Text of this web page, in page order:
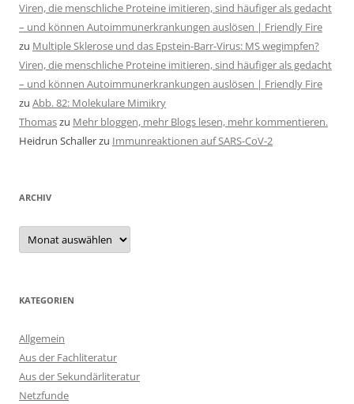
Viren, die menschliche Proteine imitieren, sind häufiger als gedacht
– und können Autoimmunerkrankungen auslösen | Friendly Fire
zu Multiple Sklerose und das Epstein-Barr-Virus: MS wegimpfen?
Viren, die menschliche Proteine imitieren, sind häufiger als gedacht
– und können Autoimmunerkrankungen auslösen | Friendly Fire
zu Abb. 82: Molekulare Mimikry
Thomaszu Mehr bloggen, mehr Blogs lesen, mehr kommentieren.
Heidrun Schallerzu Immunreaktionen auf SARS-CoV-2
ARCHIV
Archiv
KATEGORIEN
Allgemein
Aus der Fachliteratur
Aus der Sekundärliteratur
Netzfunde